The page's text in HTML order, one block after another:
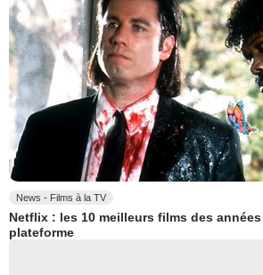
News - Films à la TV
Netflix : les 10 meilleurs films des
plateforme